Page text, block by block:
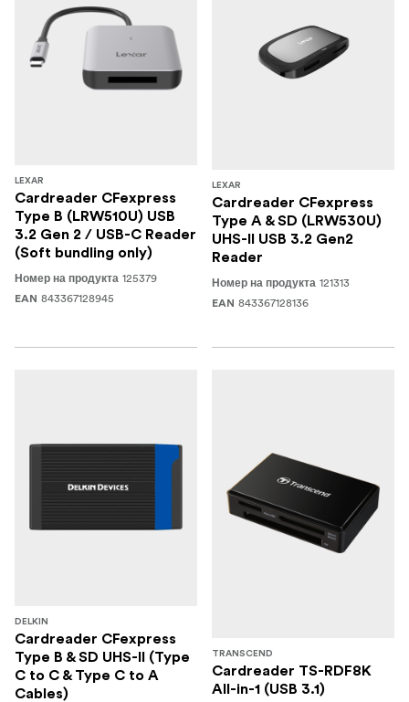
LEXAR
Cardreader CFexpress
Type B (LRW510U) USB
3.2 Gen 2 / USB-C Reader
(Soft bundling only)
Номер на продукта 125379
EAN 843367128945
LEXAR
Cardreader CFexpress
Type A & SD (LRW530U)
UHS-II USB 3.2 Gen2
Reader
Номер на продукта 121313
EAN 843367128136
DELKIN
Cardreader CFexpress
Type B & SD UHS-II (Type
C to C & Type C to A
Cables)
TRANSCEND
Cardreader TS-RDF8K
All-in-1 (USB 3.1)